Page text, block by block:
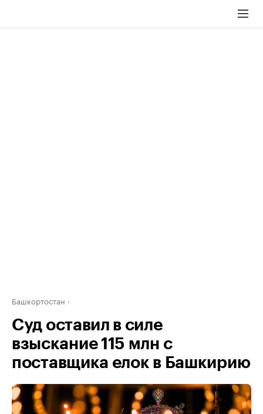
Башкортостан
Суд оставил в силе
взыскание 115 млн с
поставщика елок в Башкирию